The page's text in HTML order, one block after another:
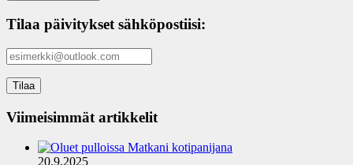
Tilaa päivitykset sähköpostiisi:
Viimeisimmät artikkelit
Matkani kotipanijana
20.9.2025